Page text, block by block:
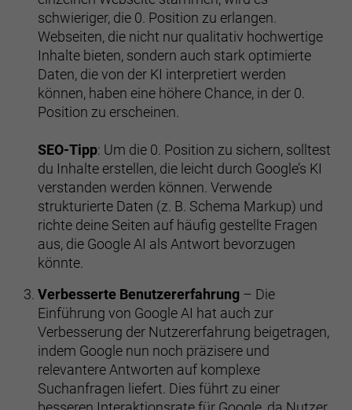
schwieriger, die 0. Position zu erlangen.
Webseiten, die nicht nur qualitativ hochwertige
Inhalte bieten, sondern auch stark optimierte
Daten, die von der KI interpretiert werden
können, haben eine höhere Chance, in der 0.
Position zu erscheinen.
SEO-Tipp: Um die 0. Position zu sichern, solltest
du Inhalte erstellen, die leicht durch Google’s KI
verstanden werden können. Verwende
strukturierte Daten (z. B. Schema Markup) und
richte deine Seiten auf häufig gestellte Fragen
aus, die Google AI als Antwort bevorzugen
könnte.
Verbesserte Benutzererfahrung – Die
Einführung von Google AI hat auch zur
Verbesserung der Nutzererfahrung beigetragen,
indem Google nun noch präzisere und
relevantere Antworten auf komplexe
Suchanfragen liefert. Dies führt zu einer